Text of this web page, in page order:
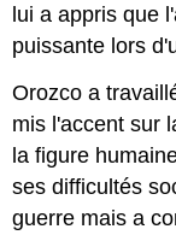
lui a appris que
puissante lors
Orozco a
mis l'accent sur
la figure
ses difficultés
guerre mais a